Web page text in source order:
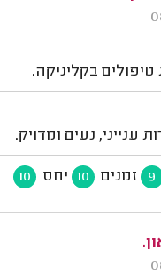
טיפולים בקליניקה.
ענייני, נעים ומדויק.
9 זמנים 10 יחס 10